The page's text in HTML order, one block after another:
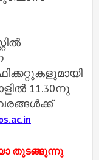
11.30നു
തുടങ്ങുന്നു